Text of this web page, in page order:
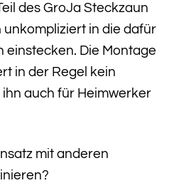
des GroJa Steckzaun
unkompliziert in die dafür
einstecken. Die Montage
in der Regel kein
auch für Heimwerker
mit anderen